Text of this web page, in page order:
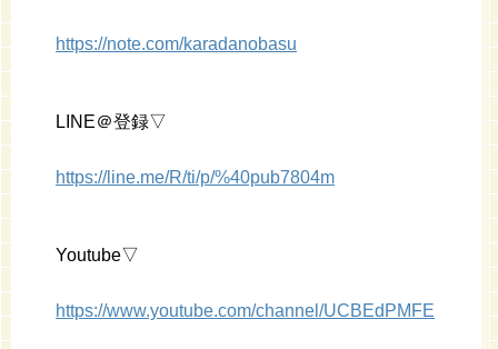
https://note.com/karadanobasu
LINE＠登録▽
https://line.me/R/ti/p/%40pub7804m
Youtube▽
https://www.youtube.com/channel/UCBEdPMFE